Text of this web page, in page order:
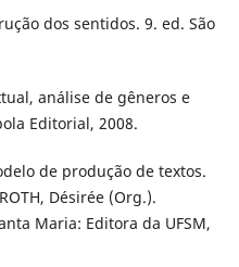
dos sentidos. 9. ed. São
análise de gêneros e
Editorial, 2008.
de produção de textos.
Désirée (Org.).
Maria: Editora da UFSM,